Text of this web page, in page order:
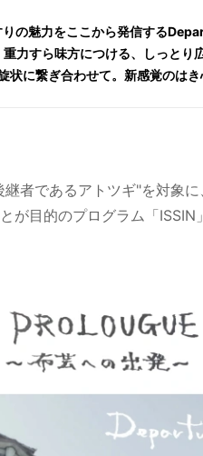
りの魅力をここから発信する
力すら味方につける、しっとり
状に繋ぎ合わせて。新感覚のは
者であるアトツギ"を対象
が目的のプログラム「ISSIN